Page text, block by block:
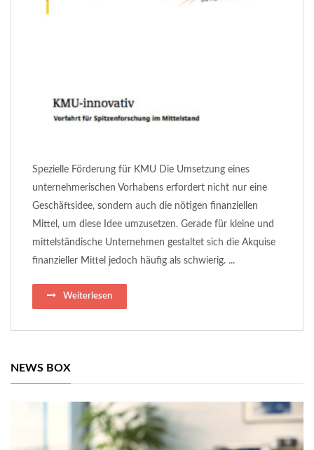
Spezielle Förderung für KMU Die Umsetzung eines
unternehmerischen Vorhabens erfordert nicht nur eine
Geschäftsidee, sondern auch die nötigen finanziellen
Mittel, um diese Idee umzusetzen. Gerade für kleine und
mittelständische Unternehmen gestaltet sich die Akquise
finanzieller Mittel jedoch häufig als schwierig. ...
Weiterlesen
NEWS BOX